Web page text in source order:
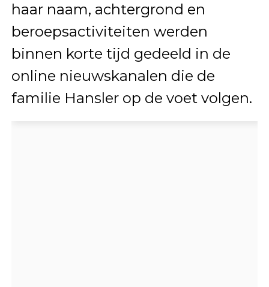
haar naam, achtergrond en
beroepsactiviteiten werden
binnen korte tijd gedeeld in de
online nieuwskanalen die de
familie Hansler op de voet volgen.